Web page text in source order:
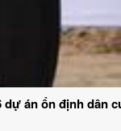
án ổn định dân